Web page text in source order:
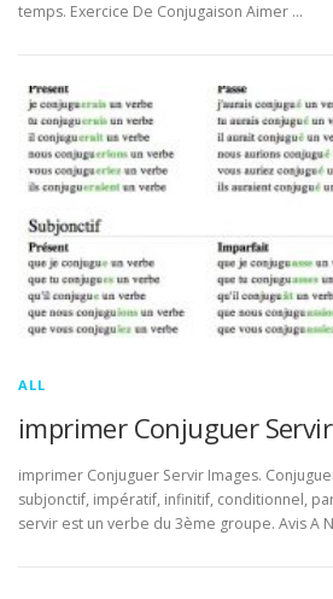
temps. Exercice De Conjugaison Aimer …
ALL
imprimer Conjuguer
imprimer Conjuguer Servir Images.
subjonctif, impératif, infinitif, conditionnel,
servir est un verbe du 3ème groupe. Avis A